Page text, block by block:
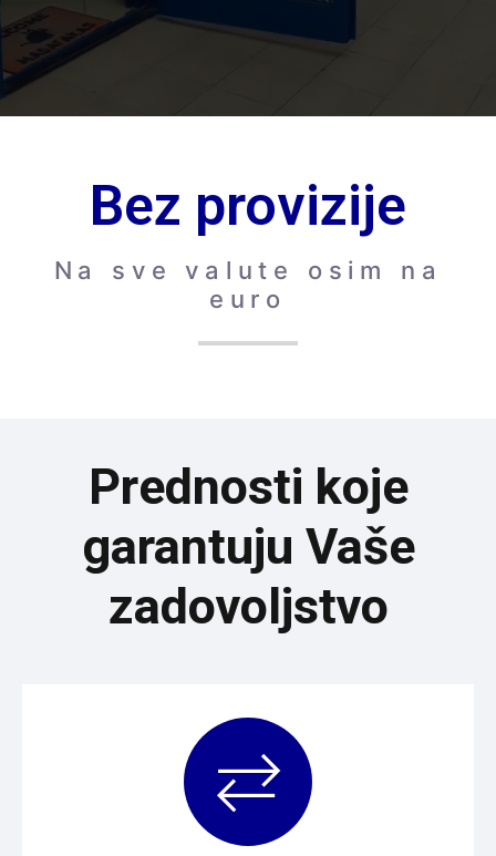
Bez provizije
Na sve valute osim na
euro
Prednosti koje
garantuju Vaše
zadovoljstvo